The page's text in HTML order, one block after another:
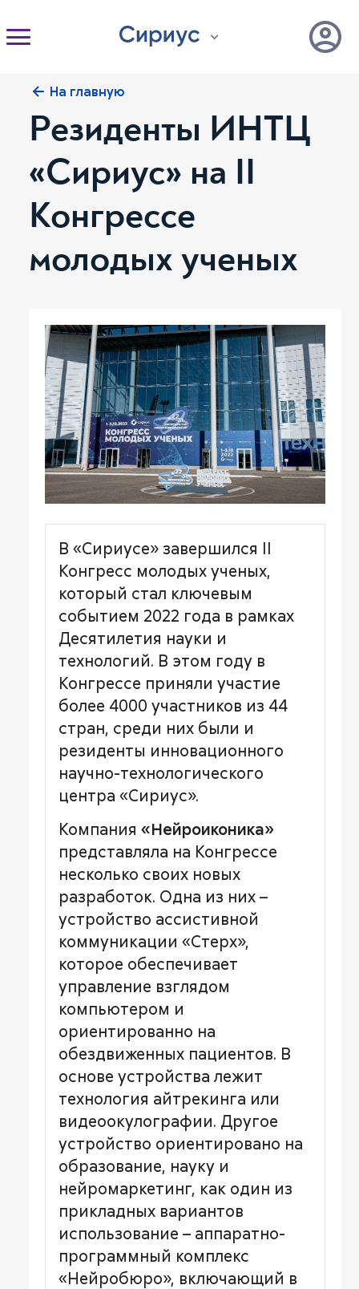
На главную
Резиденты ИНТЦ
«Сириус» на II
Конгрессе
молодых ученых
В «Сириусе» завершился II
Конгресс молодых ученых,
который стал ключевым
событием 2022 года в рамках
Десятилетия науки и
технологий. В этом году в
Конгрессе приняли участие
более 4000 участников из 44
стран, среди них были и
резиденты инновационного
научно-технологического
центра «Сириус».
Компания «Нейроиконика»
представляла на Конгрессе
несколько своих новых
разработок. Одна из них –
устройство ассистивной
коммуникации «Стерх»,
которое обеспечивает
управление взглядом
компьютером и
ориентированно на
обездвиженных пациентов. В
основе устройства лежит
технология айтрекинга или
видеоокулографии. Другое
устройство ориентировано на
образование, науку и
нейромаркетинг, как один из
прикладных вариантов
использование – аппаратно-
программный комплекс
«Нейробюро», включающий в